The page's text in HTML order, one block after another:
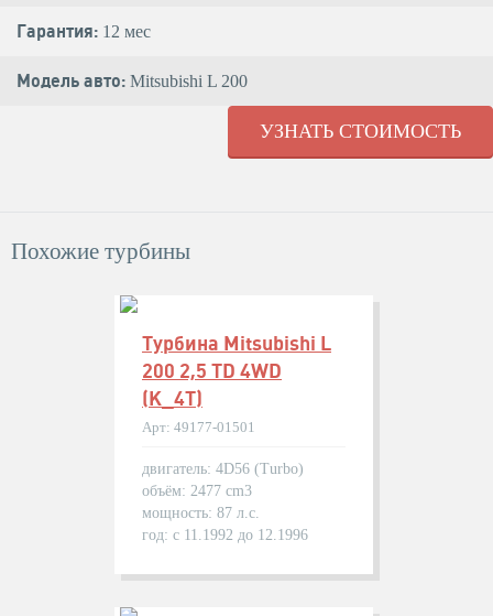
Гарантия: 12 мес
Модель авто: Mitsubishi L 200
УЗНАТЬ СТОИМОСТЬ
Похожие турбины
Турбина Mitsubishi L
200 2,5 TD 4WD
(K_4T)
Арт: 49177-01501
двигатель: 4D56 (Turbo)
объём: 2477 cm3
мощность: 87 л.с.
год: с 11.1992 до 12.1996